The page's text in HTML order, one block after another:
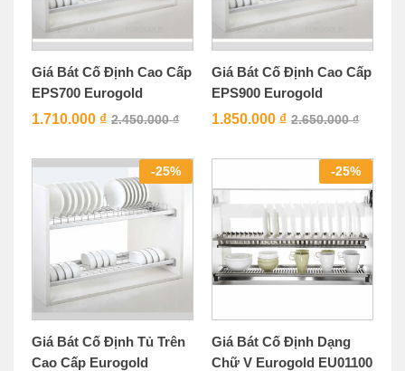
Giá Bát Cố Định Cao Cấp
EPS700 Eurogold
1.710.000 ₫ 2.450.000₫
Giá Bát Cố Định Cao Cấp
EPS900 Eurogold
1.850.000 ₫ 2.650.000₫
-25%
Giá Bát Cố Định Tủ Trên
Cao Cấp Eurogold
-25%
Giá Bát Cố Định Dạng
Chữ V Eurogold EU01100